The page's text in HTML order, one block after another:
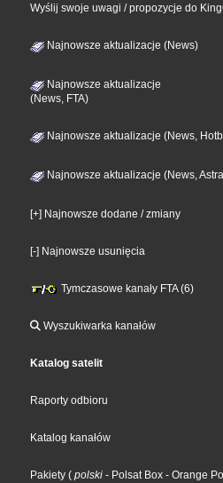
Wyślij swoje uwagi / propozycje do
Najnowsze aktualizacje (News)
Najnowsze aktualizacje
(News, FTA)
Najnowsze aktualizacje (News,
Najnowsze aktualizacje (News,
[+] Najnowsze dodane / zmiany
[-] Najnowsze usunięcia
Tymczasowe kanały FTA (6)
Wyszukiwarka kanałów
Katalog satelit
Raporty odbioru
Katalog kanałów
Pakiety ( polski - Polsat Box - Orange